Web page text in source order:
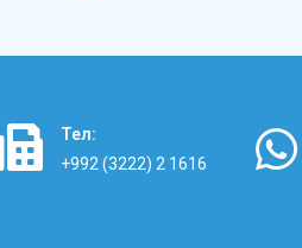
Тел:
+992 (3222) 2 1616